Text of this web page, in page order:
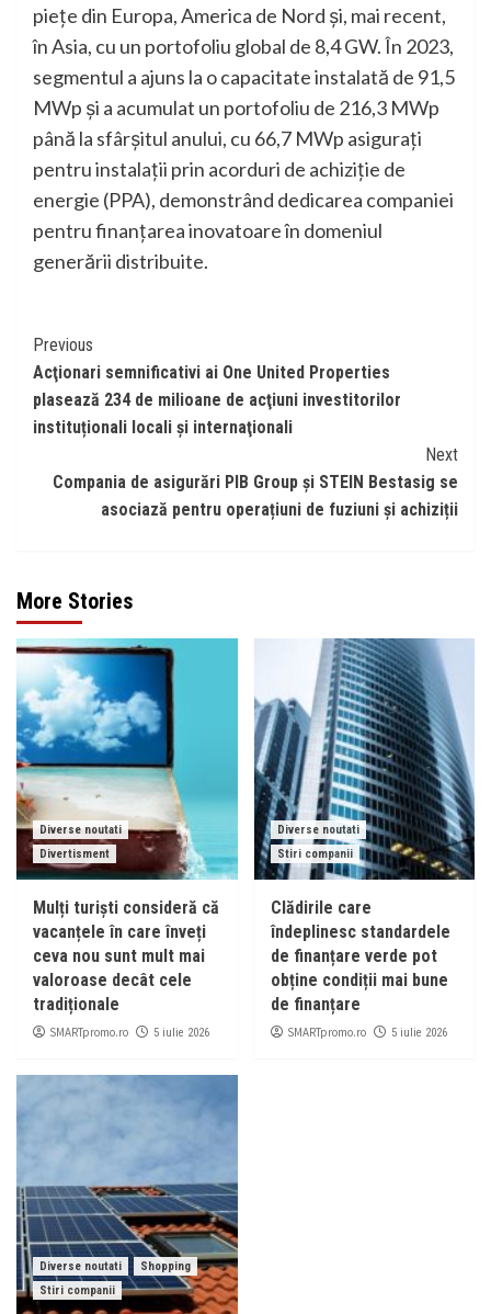
piețe din Europa, America de Nord și, mai recent,
în Asia, cu un portofoliu global de 8,4 GW. În 2023,
segmentul a ajuns la o capacitate instalată de 91,5
MWp și a acumulat un portofoliu de 216,3 MWp
până la sfârșitul anului, cu 66,7 MWp asigurați
pentru instalații prin acorduri de achiziție de
energie (PPA), demonstrând dedicarea companiei
pentru finanțarea inovatoare în domeniul
generării distribuite.
Continue
Reading
Previous
Acţionari semnificativi ai One United Properties
plasează 234 de milioane de acţiuni investitorilor
instituționali locali şi internaţionali
Next
Compania de asigurări PIB Group și STEIN Bestasig se
asociază pentru operațiuni de fuziuni și achiziții
More Stories
Diverse noutati
Divertisment
Mulți turiști consideră că
vacanțele în care înveți
ceva nou sunt mult mai
valoroase decât cele
tradiționale
SMARTpromo.ro 5 iulie 2026
Diverse noutati
Stiri companii
Clădirile care
îndeplinesc standardele
de finanțare verde pot
obține condiții mai bune
de finanțare
SMARTpromo.ro 5 iulie 2026
Diverse noutati
Shopping
Stiri companii